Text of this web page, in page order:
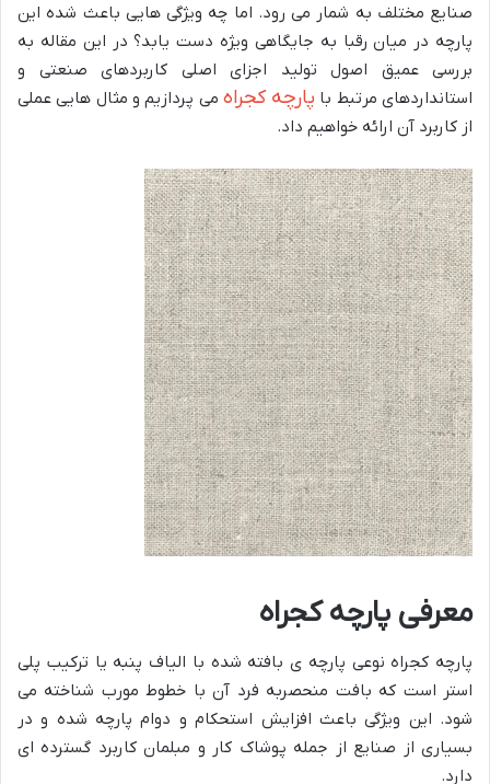
صنایع مختلف به شمار می رود. اما چه ویژگی هایی باعث شده این
پارچه در میان رقبا به جایگاهی ویژه دست یابد؟ در این مقاله به
بررسی عمیق اصول تولید اجزای اصلی کاربردهای صنعتی و
استانداردهای مرتبط با پارچه کجراه می پردازیم و مثال هایی عملی
از کاربرد آن ارائه خواهیم داد.
معرفی پارچه کجراه
پارچه کجراه نوعی پارچه ی بافته شده با الیاف پنبه یا ترکیب پلی
استر است که بافت منحصربه فرد آن با خطوط مورب شناخته می
شود. این ویژگی باعث افزایش استحکام و دوام پارچه شده و در
بسیاری از صنایع از جمله پوشاک کار و مبلمان کاربرد گسترده ای
دارد.